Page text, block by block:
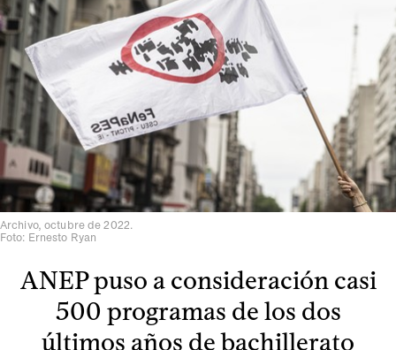
Archivo, octubre de 2022.
Foto: Ernesto Ryan
ANEP puso a consideración casi
500 programas de los dos
últimos años de bachillerato